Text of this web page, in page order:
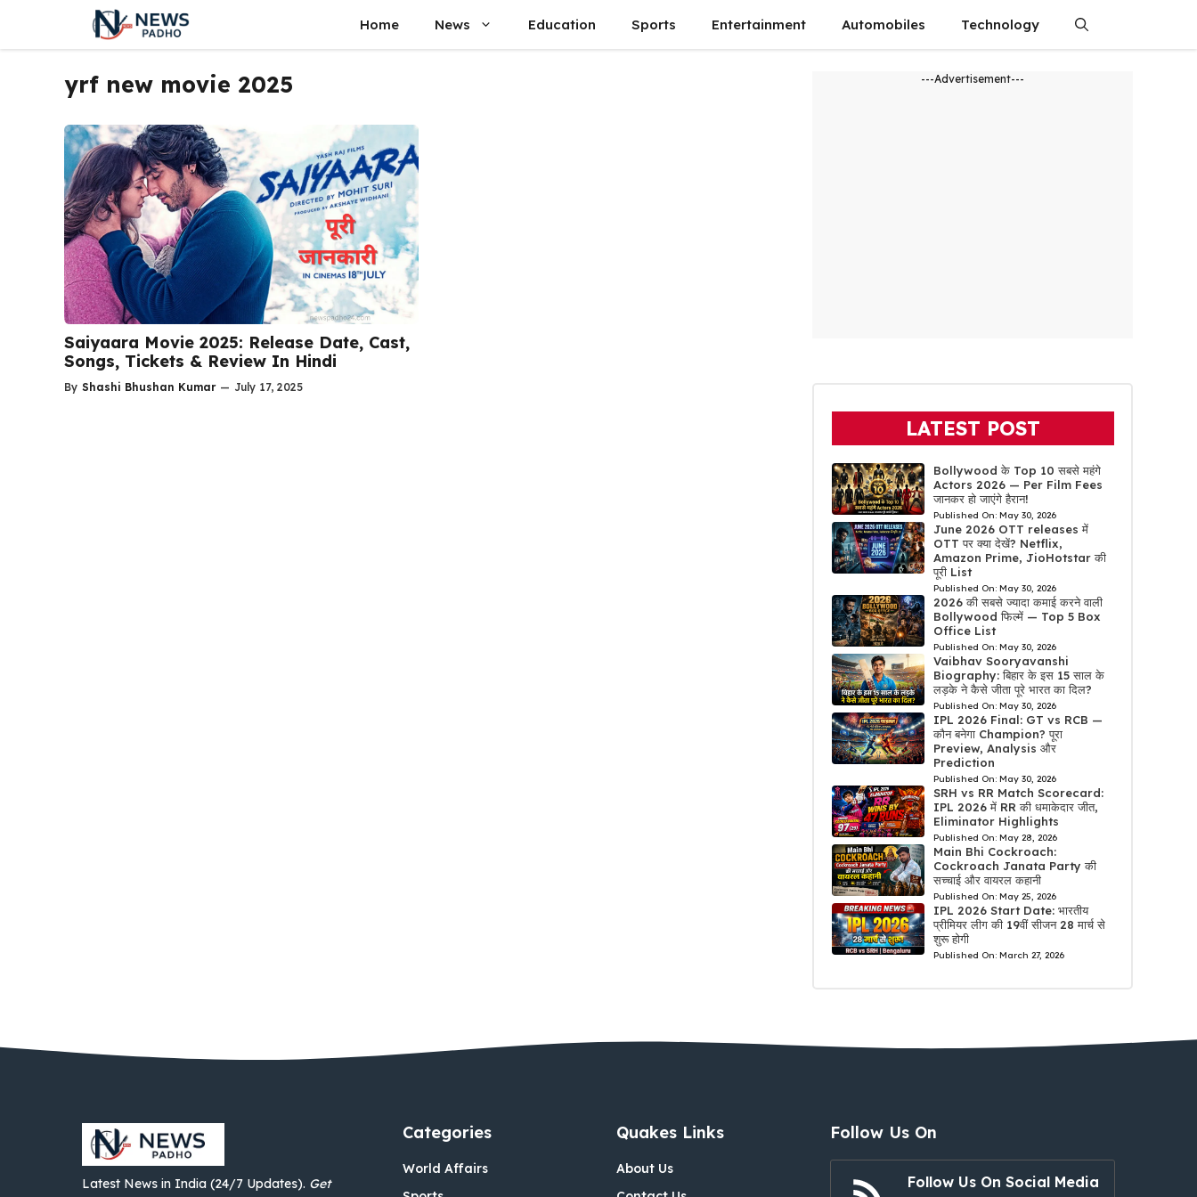
content
Home News Education Sports Entertainment Automobiles Technology
yrf new movie 2025
Saiyaara Movie 2025: Release Date, Cast,
Songs, Tickets & Review In Hindi
By Shashi Bhushan Kumar — July 17, 2025
---Advertisement---
LATEST POST
Bollywood के Top 10 सबसे महंगे
Actors 2026 — Per Film Fees
जानकर हो जाएंगे हैरान!
Published On: May 30, 2026
June 2026 OTT releases में
OTT पर क्या देखें? Netflix,
Amazon Prime, JioHotstar की
पूरी List
Published On: May 30, 2026
2026 की सबसे ज्यादा कमाई करने वाली
Bollywood फिल्में — Top 5 Box
Office List
Published On: May 30, 2026
Vaibhav Sooryavanshi
Biography: बिहार के इस 15 साल के
लड़के ने कैसे जीता पूरे भारत का दिल?
Published On: May 30, 2026
IPL 2026 Final: GT vs RCB —
कौन बनेगा Champion? पूरा
Preview, Analysis और
Prediction
Published On: May 30, 2026
SRH vs RR Match Scorecard:
IPL 2026 में RR की धमाकेदार जीत,
Eliminator Highlights
Published On: May 28, 2026
Main Bhi Cockroach:
Cockroach Janata Party की
सच्चाई और वायरल कहानी
Published On: May 25, 2026
IPL 2026 Start Date: भारतीय
प्रीमियर लीग की 19वीं सीजन 28 मार्च से
शुरू होगी
Published On: March 27, 2026
Latest News in India (24/7 Updates). Get
Categories
World Affairs
Quakes Links
About Us
Follow Us On
Follow Us On Social Media